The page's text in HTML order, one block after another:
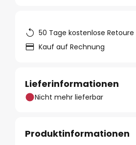
50 Tage kostenlose Retoure
Kauf auf Rechnung
Lieferinformationen
Nicht mehr lieferbar
Produktinformationen